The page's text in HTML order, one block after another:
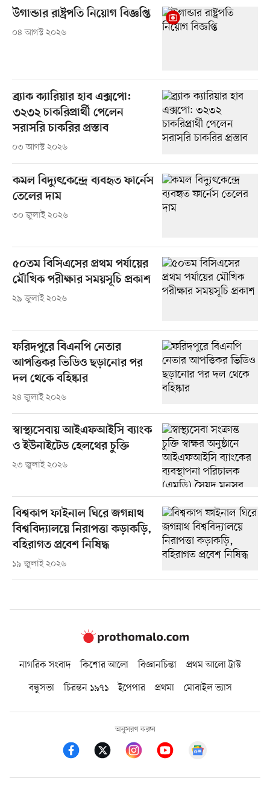
উগান্ডার রাষ্ট্রপতি নিয়োগ বিজ্ঞপ্তি
০৪ আগস্ট ২০২৬
ব্র্যাক ক্যারিয়ার হাব এক্সপো:
৩২৩২ চাকরিপ্রার্থী পেলেন
সরাসরি চাকরির প্রস্তাব
০৩ আগস্ট ২০২৬
কমল বিদ্যুৎকেন্দ্রে ব্যবহৃত ফার্নেস
তেলের দাম
৩০ জুলাই ২০২৬
৫০তম বিসিএসের প্রথম পর্যায়ের
মৌখিক পরীক্ষার সময়সূচি প্রকাশ
২৯ জুলাই ২০২৬
ফরিদপুরে বিএনপি নেতার
আপত্তিকর ভিডিও ছড়ানোর পর
দল থেকে বহিষ্কার
২৪ জুলাই ২০২৬
স্বাস্থ্যসেবায় আইএফআইসি ব্যাংক
ও ইউনাইটেড হেলথের চুক্তি
২৩ জুলাই ২০২৬
বিশ্বকাপ ফাইনাল ঘিরে জগন্নাথ
বিশ্ববিদ্যালয়ে নিরাপত্তা কড়াকড়ি,
বহিরাগত প্রবেশ নিষিদ্ধ
১৯ জুলাই ২০২৬
নাগরিক সংবাদ কিশোর আলো বিজ্ঞানচিন্তা
প্রথম আলো ট্রাস্ট
বন্ধুসভা
চিরন্তন ১৯৭১ ইপেপার প্রথমা মোবাইল ভ্যাস
অনুসরণ করুন